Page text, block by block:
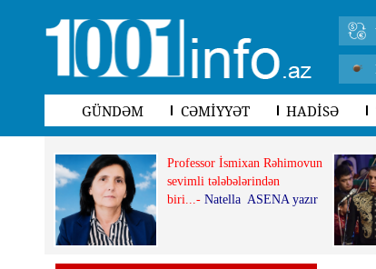
GÜNDƏM CƏMİYYƏT HADİSƏ
Professor İsmixan Rəhimovun
sevimli tələbələrindən
biri...- Natella ASENA yazır